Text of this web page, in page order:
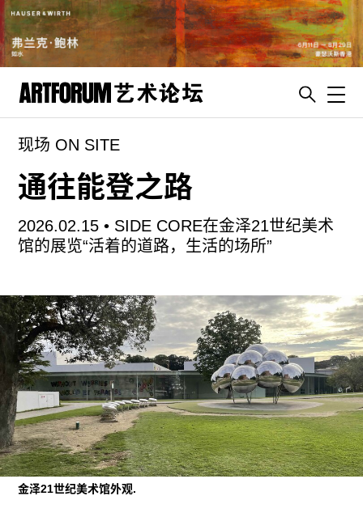
artguide
新闻
展评
杂志
ENGLISH
ART & EDUCATION
广告
订阅
往期内容
现场 ON SITE
通往能登之路
2026.02.15 • SIDE CORE在金泽21世纪美术
馆的展览“活着的道路，生活的场所”
金泽21世纪美术馆外观.